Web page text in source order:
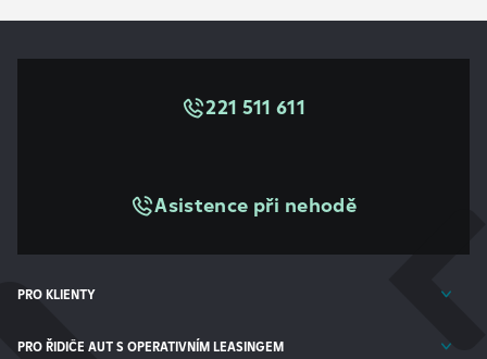
221 511 611
Asistence při nehodě
PRO KLIENTY
PRO ŘIDIČE AUT S OPERATIVNÍM LEASINGEM